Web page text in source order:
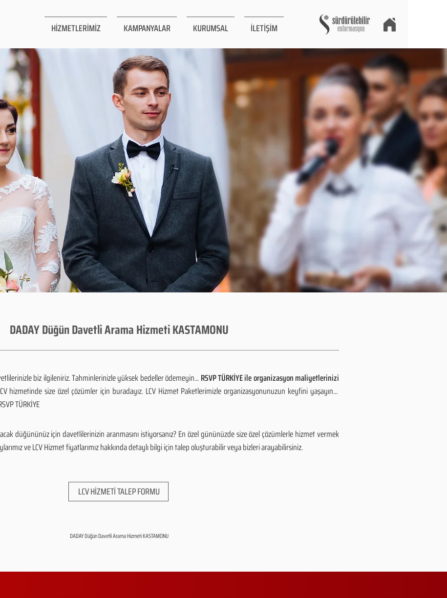
HİZMETLERİMİZ KAMPANYALAR KURUMSAL İLETİŞİM
DADAY Düğün Davetli Arama Hizmeti KASTAMONU
biz ilgileniriz. Tahminlerinizle yüksek bedeller ödemeyin...RSVP TÜRKİYE ile organizasyon maliyetlerinizi
hizmetinde size özel çözümler için buradayız. LCV Hizmet Paketlerimizle organizasyonunuzun keyfini yaşayın...
TÜRKİYE
düğününüz için davetlilerinizin aranmasını istiyorsanız? En özel gününüzde size özel çözümlerle hizmet vermek
ve LCV Hizmet fiyatlarımız hakkında detaylı bilgi için talep oluşturabilir veya bizleri arayabilirsiniz.
LCV HİZMETİ TALEP FORMU
DADAY Düğün Davetli Arama Hizmeti KASTAMONU